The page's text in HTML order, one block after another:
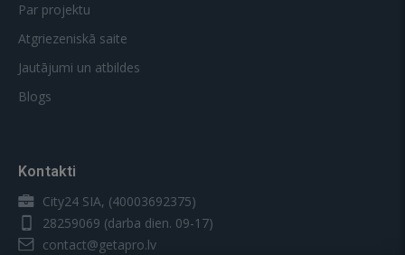
Par projektu
Atgriezeniskā saite
Jautājumi un atbildes
Blogs
Kontakti
City24 SIA, (40003692375)
28259069 (darba dien. 09-17)
contact@getapro.lv